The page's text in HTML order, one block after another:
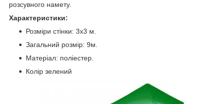
розсувного намету.
Характеристики:
Розміри стінки: 3х3 м.
Загальний розмір: 9м.
Матеріал: поліестер.
Колір зелений